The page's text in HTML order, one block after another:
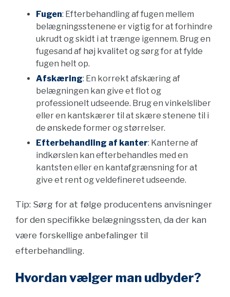
Fugen: Efterbehandling af fugen mellem
belægningsstenene er vigtig for at forhindre
ukrudt og skidt i at trænge igennem. Brug en
fugesand af høj kvalitet og sørg for at fylde
fugen helt op.
Afskæring: En korrekt afskæring af
belægningen kan give et flot og
professionelt udseende. Brug en vinkelsliber
eller en kantskærer til at skære stenene til i
de ønskede former og størrelser.
Efterbehandling af kanter: Kanterne af
indkørslen kan efterbehandles med en
kantsten eller en kantafgrænsning for at
give et rent og veldefineret udseende.
Tip: Sørg for at følge producentens anvisninger
for den specifikke belægningssten, da der kan
være forskellige anbefalinger til
efterbehandling.
Hvordan vælger man udbyder?